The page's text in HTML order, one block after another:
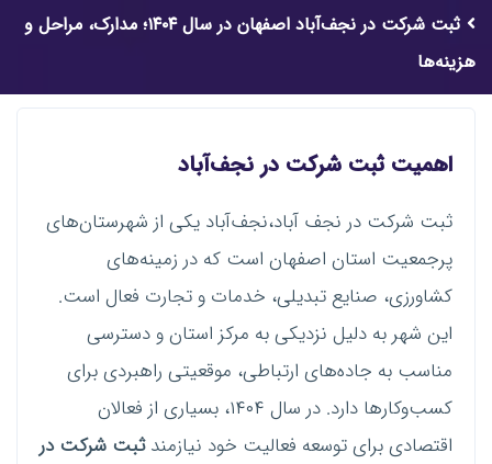
ثبت شرکت در نجف‌آباد اصفهان در سال ۱۴۰۴؛ مدارک، مراحل و
هزینه‌ها
اهمیت ثبت شرکت در نجف‌آباد
ثبت شرکت در نجف آباد،نجف‌آباد یکی از شهرستان‌های
پرجمعیت استان اصفهان است که در زمینه‌های
کشاورزی، صنایع تبدیلی، خدمات و تجارت فعال است.
این شهر به دلیل نزدیکی به مرکز استان و دسترسی
مناسب به جاده‌های ارتباطی، موقعیتی راهبردی برای
کسب‌وکارها دارد. در سال ۱۴۰۴، بسیاری از فعالان
اقتصادی برای توسعه فعالیت خود نیازمندثبت شرکت در